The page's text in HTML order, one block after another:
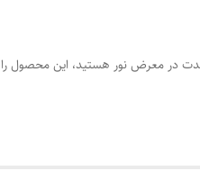
در معرض نور هستید، این محصول را